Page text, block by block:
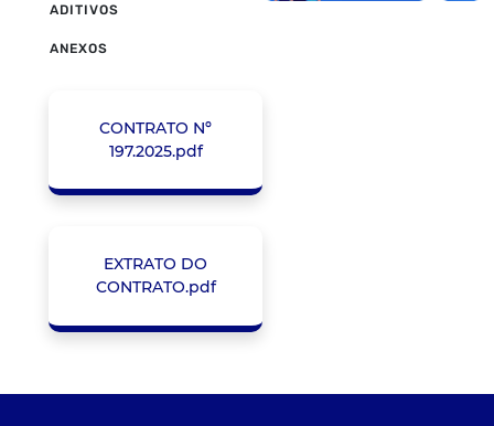
ADITIVOS
ANEXOS
CONTRATO Nº
197.2025.pdf
EXTRATO DO
CONTRATO.pdf